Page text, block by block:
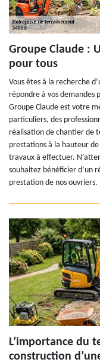
Groupe Claude :
pour tous
Vous êtes à la recherche
répondre à vos demandes
Groupe Claude est votre
particuliers, des
réalisation de chantier de
prestations à la hauteur
travaux à effectuer.
souhaitez bénéficier d’un
prestation de nos ouvriers.
L’importance du
construction